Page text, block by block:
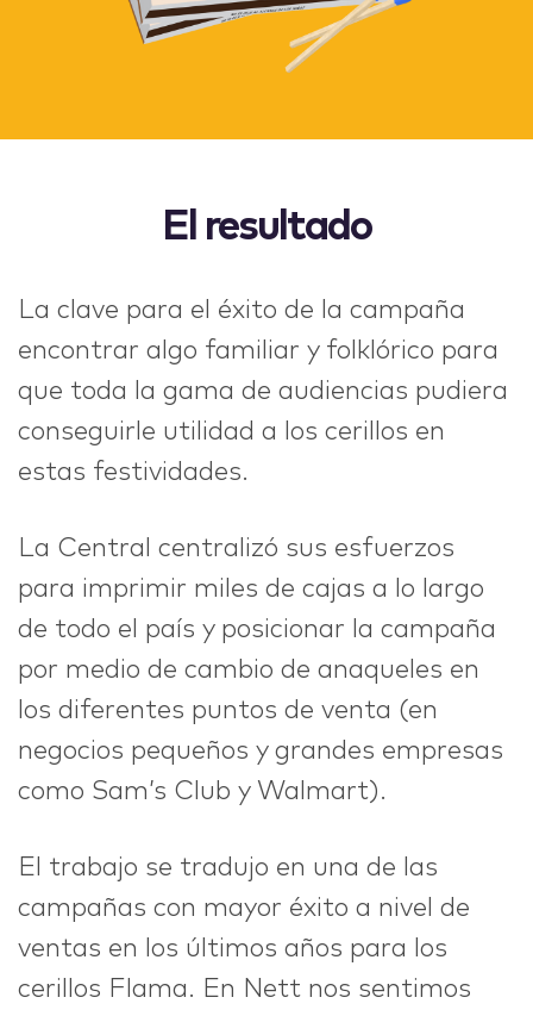
El resultado
La clave para el éxito de la campaña
encontrar algo familiar y folklórico para
que toda la gama de audiencias pudiera
conseguirle utilidad a los cerillos en
estas festividades.
La Central centralizó sus esfuerzos
para imprimir miles de cajas a lo largo
de todo el país y posicionar la campaña
por medio de cambio de anaqueles en
los diferentes puntos de venta (en
negocios pequeños y grandes empresas
como Sam’s Club y Walmart).
El trabajo se tradujo en una de las
campañas con mayor éxito a nivel de
ventas en los últimos años para los
cerillos Flama. En Nett nos sentimos